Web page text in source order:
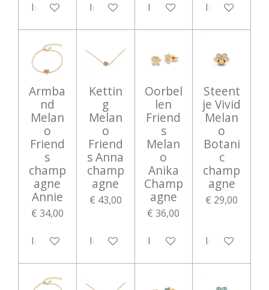
In winkelwagenIn winkelwagenIn winkelwagenIn
Armba
nd
Melan
o
Friend
s
champ
agne
Annie
€ 34,00
In winkelwagen
Kettin
g
Melan
o
Friend
s Anna
champ
agne
€ 43,00
In winkelwagen
Oorbel
len
Friend
s
Melan
o
Anika
Champ
agne
€ 36,00
In winkelwagen
Steent
je Vivid
Melan
o
Botani
c
champ
agne
€ 29,00
In